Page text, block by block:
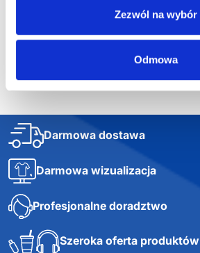
Zezwól na wybór
Odmowa
Darmowa dostawa
Darmowa wizualizacja
Profesjonalne doradztwo
Szeroka oferta produktów